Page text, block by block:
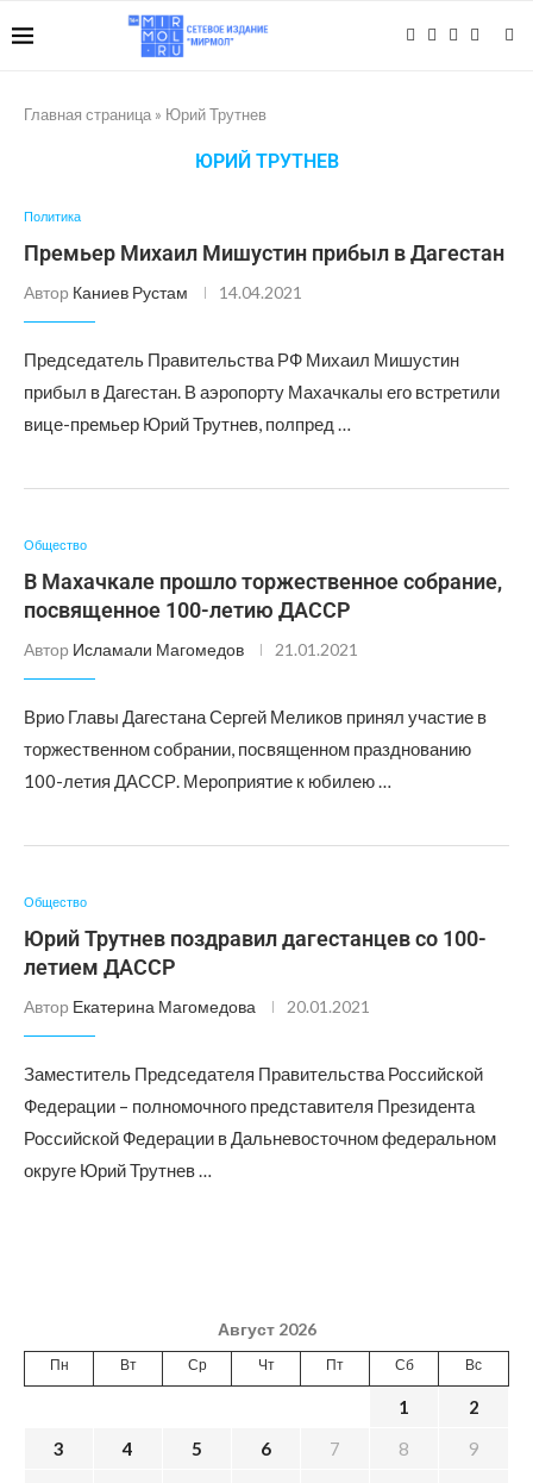
Главная страница » Юрий Трутнев
ЮРИЙ ТРУТНЕВ
Политика
Премьер Михаил Мишустин прибыл в Дагестан
Автор Каниев Рустам 14.04.2021
Председатель Правительства РФ Михаил Мишустин
прибыл в Дагестан. В аэропорту Махачкалы его встретили
вице-премьер Юрий Трутнев, полпред …
Общество
В Махачкале прошло торжественное собрание,
посвященное 100-летию ДАССР
Автор Исламали Магомедов 21.01.2021
Врио Главы Дагестана Сергей Меликов принял участие в
торжественном собрании, посвященном празднованию
100-летия ДАССР. Мероприятие к юбилею …
Общество
Юрий Трутнев поздравил дагестанцев со 100-
летием ДАССР
Автор Екатерина Магомедова 20.01.2021
Заместитель Председателя Правительства Российской
Федерации – полномочного представителя Президента
Российской Федерации в Дальневосточном федеральном
округе Юрий Трутнев …
Август 2026
Пн Вт Ср Чт Пт Сб Вс
1
2
3
4 5 6 7 8
9